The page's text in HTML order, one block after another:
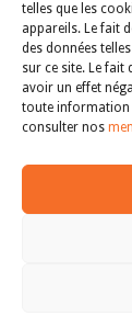
telles que les
appareils. Le fait
des données
sur ce site. Le
avoir un effet
toute information
consulter nos
À propos
organ na
en droit
au Centre